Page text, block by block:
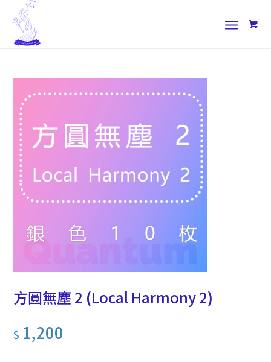
方圓無塵 2 (Local Harmony 2)
$ 1,200